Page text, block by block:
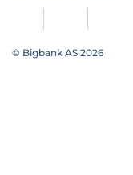
© Bigbank AS 2026